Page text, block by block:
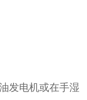
电机或在手湿